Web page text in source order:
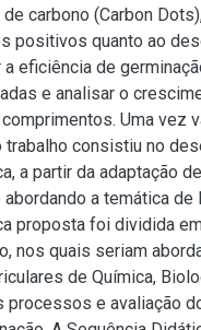
carbono (Carbon
positivos quanto ao
eficiência de
e analisar o
Uma vez
trabalho consistiu no
a partir da adaptação
a temática
proposta foi dividida
nos quais seriam
de Química,
processos e avaliação